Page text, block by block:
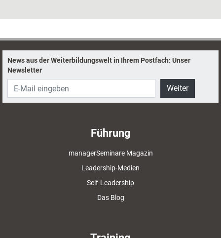
News aus der Weiterbildungswelt in Ihrem Postfach: Unser
Newsletter
Weiter
Führung
managerSeminare Magazin
Leadership-Medien
Self-Leadership
Das Blog